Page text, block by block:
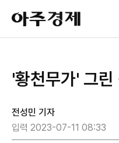
아
주
경
'황천무가' 그린
전성민 기자
입력 2023-07-11 08:33